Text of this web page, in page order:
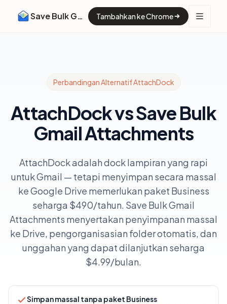
Save Bulk Gmail Attachments Tambahkan ke Chrome
Perbandingan Alternatif AttachDock
AttachDock vs Save Bulk
Gmail Attachments
AttachDock adalah dock lampiran yang rapi
untuk Gmail — tetapi menyimpan secara massal
ke Google Drive memerlukan paket Business
seharga $490/tahun. Save Bulk Gmail
Attachments menyertakan penyimpanan massal
ke Drive, pengorganisasian folder otomatis, dan
unggahan yang dapat dilanjutkan seharga
$4.99/bulan.
Simpan massal tanpa paket Business